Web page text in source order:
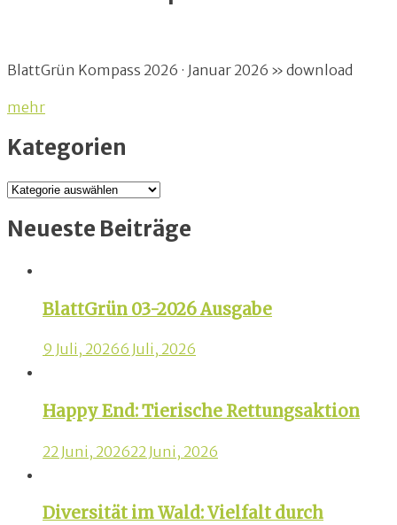
BlattGrün Kompass 2026 · Januar 2026 » download
mehr
Kategorien
Kategorien
Neueste Beiträge
BlattGrün 03-2026 Ausgabe
9 Juli, 20266 Juli, 2026
Happy End: Tierische Rettungsaktion
22 Juni, 202622 Juni, 2026
Diversität im Wald: Vielfalt durch